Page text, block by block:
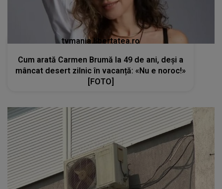
tvmania.libertatea.ro
Cum arată Carmen Brumă la 49 de ani, deși a
mâncat desert zilnic în vacanță: «Nu e noroc!»
[FOTO]